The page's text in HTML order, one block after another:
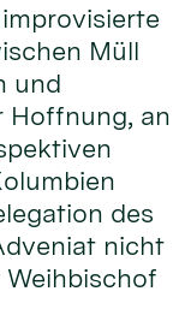
Müll
und
Hoffnung, an
des
nicht